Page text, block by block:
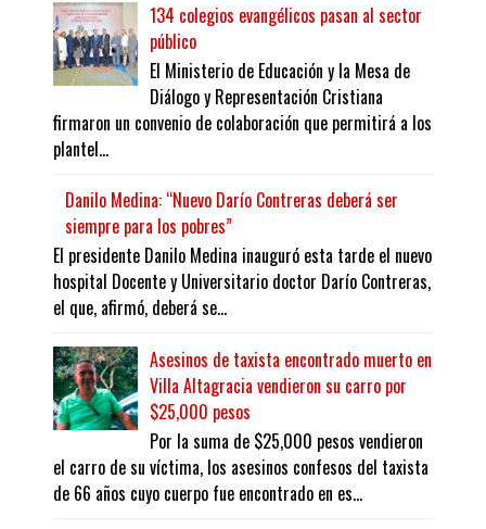
134 colegios evangélicos pasan al sector
público
El Ministerio de Educación y la Mesa de
Diálogo y Representación Cristiana
firmaron un convenio de colaboración que permitirá a los
plantel...
Danilo Medina: “Nuevo Darío Contreras deberá ser
siempre para los pobres”
El presidente Danilo Medina inauguró esta tarde el nuevo
hospital Docente y Universitario doctor Darío Contreras,
el que, afirmó, deberá se...
Asesinos de taxista encontrado muerto en
Villa Altagracia vendieron su carro por
$25,000 pesos
Por la suma de $25,000 pesos vendieron
el carro de su víctima, los asesinos confesos del taxista
de 66 años cuyo cuerpo fue encontrado en es...